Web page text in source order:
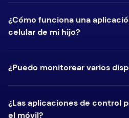
¿Cómo funciona una
celular de mi hijo?
¿Puedo monitorear varios
¿Las aplicaciones de control
el móvil?